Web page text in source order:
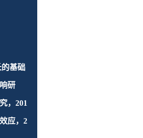
基础
研
，201
应，2